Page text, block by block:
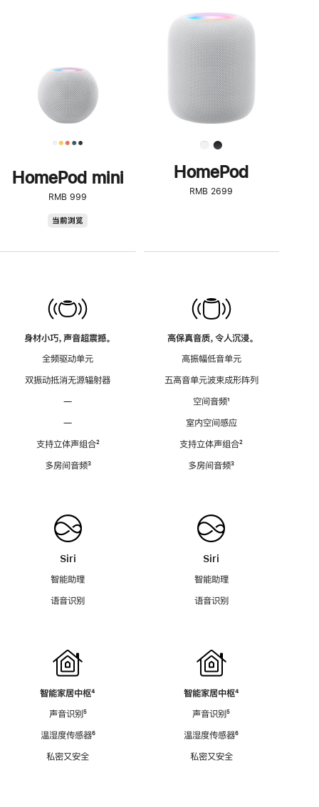
HomePod mini
RMB 999
当前浏览
身材小巧，声音超震撼。
全频驱动单元
双振动抵消无源辐射器
—
—
支持立体声组合脚
²
多房间音频脚
³
Siri
智能助理
语音识别
智能家居中枢脚
⁴
声音识别脚
⁵
温湿度传感器脚
⁶
私密又安全
步
了
解
HomePod<
HomePod
RMB 2699
高保真音质，令人沉浸。
高振幅低音单元
五高音单元波束成形阵列
空间音频脚
¹
室内空间感应
支持立体声组合脚
²
多房间音频脚
³
Siri
智能助理
语音识别
智能家居中枢脚
⁴
声音识别脚
⁵
温湿度传感器脚
⁶
私密又安全